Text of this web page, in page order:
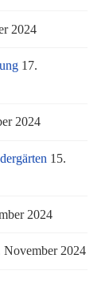
2024
17.
2024
15.
2024
November 2024